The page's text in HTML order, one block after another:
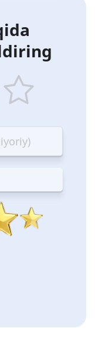
stars
—
Excellent